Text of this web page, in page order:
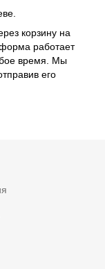
корзину на
работает
время. Мы
его